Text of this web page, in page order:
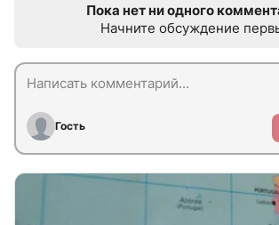
Пока нет ни одного
Начните обсуждение
Гость